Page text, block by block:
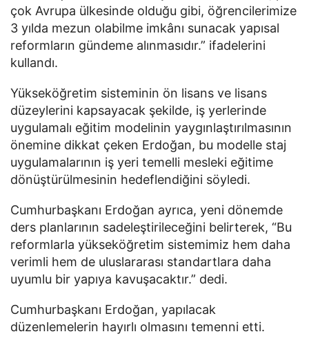
çok Avrupa ülkesinde olduğu gibi, öğrencilerimize
3 yılda mezun olabilme imkânı sunacak yapısal
reformların gündeme alınmasıdır.” ifadelerini
kullandı.
Yükseköğretim sisteminin ön lisans ve lisans
düzeylerini kapsayacak şekilde, iş yerlerinde
uygulamalı eğitim modelinin yaygınlaştırılmasının
önemine dikkat çeken Erdoğan, bu modelle staj
uygulamalarının iş yeri temelli mesleki eğitime
dönüştürülmesinin hedeflendiğini söyledi.
Cumhurbaşkanı Erdoğan ayrıca, yeni dönemde
ders planlarının sadeleştirileceğini belirterek, “Bu
reformlarla yükseköğretim sistemimiz hem daha
verimli hem de uluslararası standartlara daha
uyumlu bir yapıya kavuşacaktır.” dedi.
Cumhurbaşkanı Erdoğan, yapılacak
düzenlemelerin hayırlı olmasını temenni etti.